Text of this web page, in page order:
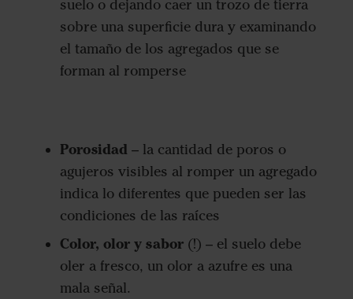
suelo o dejando caer un trozo de tierra
sobre una superficie dura y examinando
el tamaño de los agregados que se
forman al romperse
Porosidad – la cantidad de poros o
agujeros visibles al romper un agregado
indica lo diferentes que pueden ser las
condiciones de las raíces
Color, olor y sabor (!) – el suelo debe
oler a fresco, un olor a azufre es una
mala señal.